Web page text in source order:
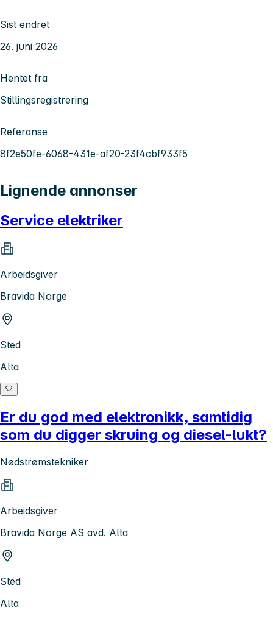
Sist endret
26. juni 2026
Hentet fra
Stillingsregistrering
Referanse
8f2e50fe-6068-431e-af20-23f4cbf933f5
Lignende annonser
Service elektriker
Arbeidsgiver
Bravida Norge
Sted
Alta
Er du god med elektronikk, samtidig
som du digger skruing og diesel-lukt?
Nødstrømstekniker
Arbeidsgiver
Bravida Norge AS avd. Alta
Sted
Alta